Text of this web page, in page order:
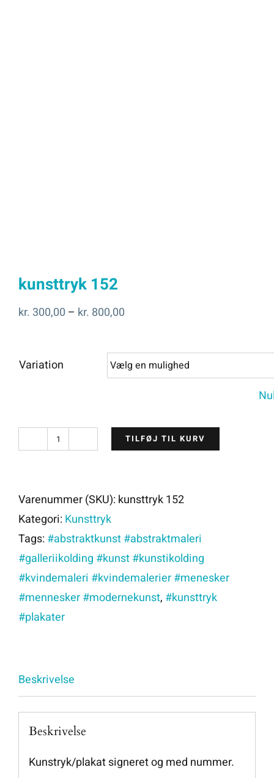
kunsttryk 152
kr. 300,00 – kr. 800,00
til
kr. 800,00
Variation
kunsttryk
TILFØJ TIL KURV
Varenummer (SKU):kunsttryk 152
Kategori:Kunsttryk
Tags:#abstraktkunst #abstraktmaleri
#galleriikolding #kunst #kunstikolding
#kvindemaleri #kvindemalerier #menesker
#mennesker #modernekunst, #kunsttryk
#plakater
Beskrivelse
Beskrivelse
Kunstryk/plakat signeret og med nummer.